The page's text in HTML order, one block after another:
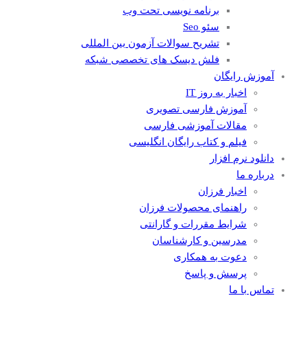
برنامه نویسی تحت وب
سئو Seo
تشریح سوالات آزمون بین المللی
فلش دیسک های تخصصی شبکه
آموزش رایگان
اخبار به روز IT
آموزش فارسی تصویری
مقالات آموزشی فارسی
فیلم و کتاب رایگان انگلیسی
دانلود نرم افزار
درباره ما
اخبار فرزان
راهنمای محصولات فرزان
شرایط مقررات و گارانتی
مدرسین و کارشناسان
دعوت به همکاری
پرسش و پاسخ
تماس با ما